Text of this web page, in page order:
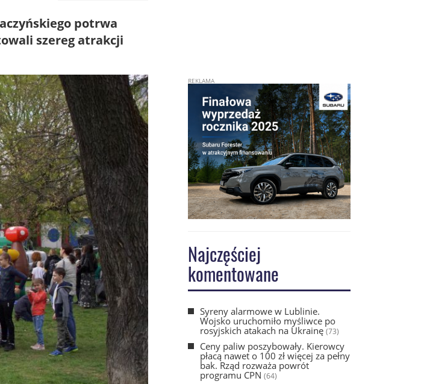
potrwa
szereg atrakcji
Najczęściej
komentowane
Syreny alarmowe w Lublinie.
Wojsko uruchomiło myśliwce po
rosyjskich atakach na Ukrainę(73)
Ceny paliw poszybowały. Kierowcy
płacą nawet o 100 zł więcej za pełny
bak. Rząd rozważa powrót
programu CPN (64)